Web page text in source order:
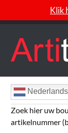
Klik
Nederlands
Zoek hier uw
artikelnummer